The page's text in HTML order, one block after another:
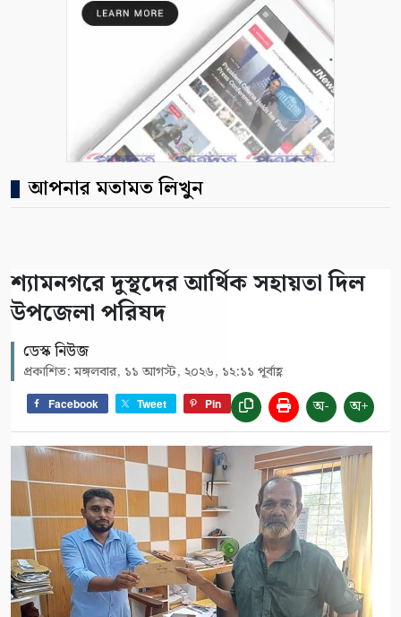
আপনার মতামত লিখুন
শ্যামনগরে দুস্থদের আর্থিক সহায়তা দিল
উপজেলা পরিষদ
ডেস্ক নিউজ
প্রকাশিত: মঙ্গলবার, ১১ আগস্ট, ২০২৬, ১২:১১ পূর্বাহ্ণ
Facebook Tweet Pin অ- অ+